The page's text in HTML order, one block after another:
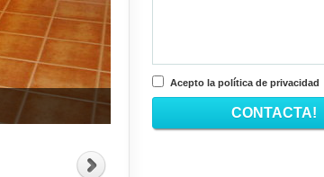
Acepto la política de privacidad